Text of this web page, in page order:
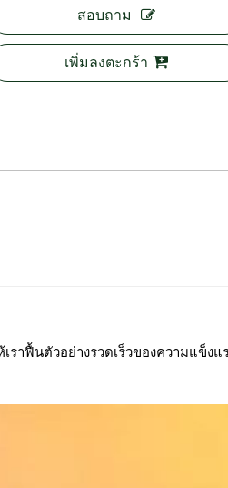
สอบถาม
เพิ่มลงตะกร้า
ฟื้นตัวอย่างรวดเร็วของความแข็งแร